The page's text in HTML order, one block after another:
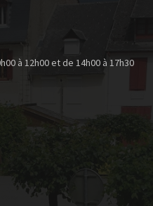
à 12h00 et de 14h00 à 17h30